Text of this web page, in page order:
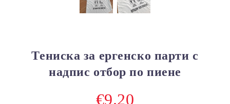
Тениска за ергенско парти с
надпис отбор по пиене
€9.20